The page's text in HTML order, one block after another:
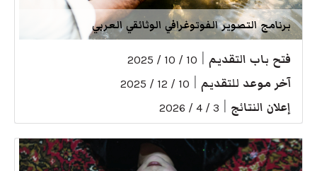
برنامج التصوير الفوتوغرافي الوثائقي العربي
فتح باب التقديم 10 / 10 / 2025
آخر موعد للتقديم 10 / 12 / 2025
إعلان النتائج 3 / 4 / 2026